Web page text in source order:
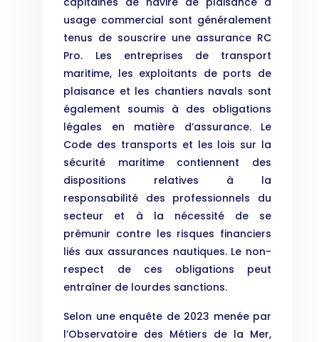
usage commercial sont généralement
tenus de souscrire une assurance RC
Pro. Les entreprises de transport
maritime, les exploitants de ports de
plaisance et les chantiers navals sont
également soumis à des obligations
légales en matière d’assurance. Le
Code des transports et les lois sur la
sécurité maritime contiennent des
dispositions relatives à la
responsabilité des professionnels du
secteur et à la nécessité de se
prémunir contre les risques financiers
liés aux assurances nautiques. Le non-
respect de ces obligations peut
entraîner de lourdes sanctions.
Selon une enquête de 2023 menée par
l’Observatoire des Métiers de la Mer,